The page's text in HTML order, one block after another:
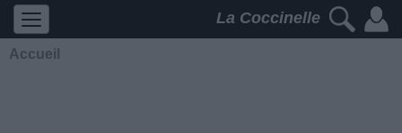
La Coccinelle
Accueil